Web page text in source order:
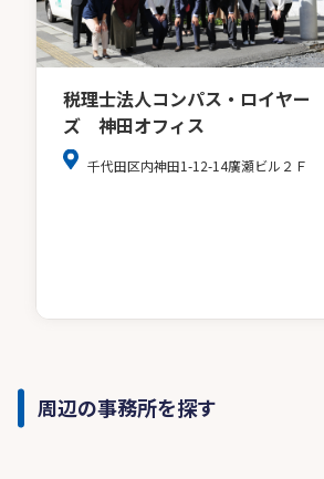
税理士法人コンパス・ロイヤー
ズ 神田オフィス
千代田区内神田1-12-14廣瀬ビル２Ｆ
周辺の事務所を探す